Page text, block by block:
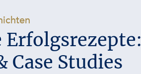
Studies